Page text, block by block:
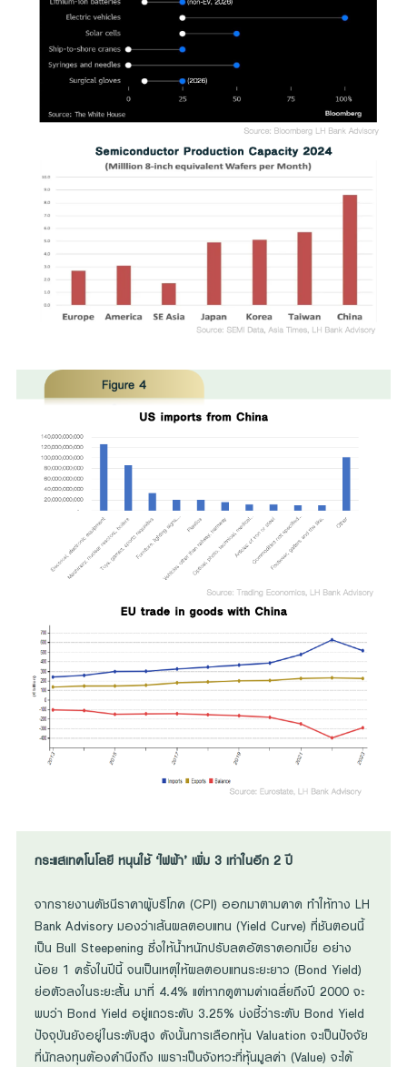
กระแสเทคโนโลยี หนุนใช้ ‘ไฟฟ้า’ เพิ่ม 3 เท่าในอีก 2 ปี
จากรายงานดัชนีราคาผู้บริโภค (CPI) ออกมาตามคาด ทำให้ทาง LH
Bank Advisory มองว่าเส้นผลตอบแทน (Yield Curve) ที่ชันตอนนี้
เป็น Bull Steepening ซึ่งให้น้ำหนักปรับลดอัตราดอกเบี้ย อย่าง
น้อย 1 ครั้งในปีนี้ จนเป็นเหตุให้ผลตอบแทนระยะยาว (Bond Yield)
ย่อตัวลงในระยะสั้น มาที่ 4.4% แต่หากดูตามค่าเฉลี่ยถึงปี 2000 จะ
พบว่า Bond Yield อยู่แถวระดับ 3.25% บ่งชี้ว่าระดับ Bond Yield
ปัจจุบันยังอยู่ในระดับสูง ดังนั้นการเลือกหุ้น Valuation จะเป็นปัจจัย
ที่นักลงทุนต้องคำนึงถึง เพราะเป็นจังหวะที่หุ้นมูลค่า (Value) จะได้